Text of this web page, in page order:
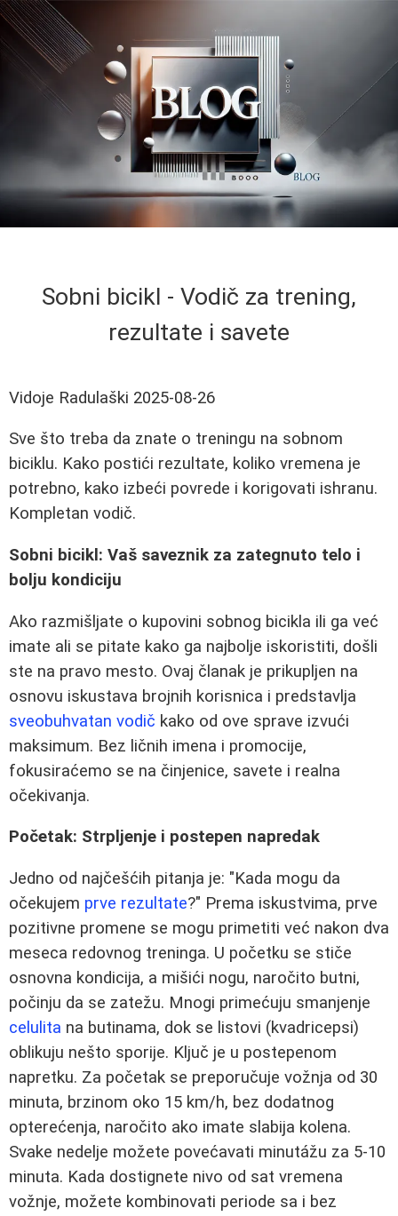
Sobni bicikl - Vodič za trening,
rezultate i savete
Vidoje Radulaški 2025-08-26
Sve što treba da znate o treningu na sobnom
biciklu. Kako postići rezultate, koliko vremena je
potrebno, kako izbeći povrede i korigovati ishranu.
Kompletan vodič.
Sobni bicikl: Vaš saveznik za zategnuto telo i
bolju kondiciju
Ako razmišljate o kupovini sobnog bicikla ili ga već
imate ali se pitate kako ga najbolje iskoristiti, došli
ste na pravo mesto. Ovaj članak je prikupljen na
osnovu iskustava brojnih korisnica i predstavlja
sveobuhvatan vodič kako od ove sprave izvući
maksimum. Bez ličnih imena i promocije,
fokusiraćemo se na činjenice, savete i realna
očekivanja.
Početak: Strpljenje i postepen napredak
Jedno od najčešćih pitanja je: "Kada mogu da
očekujem prve rezultate?" Prema iskustvima, prve
pozitivne promene se mogu primetiti već nakon dva
meseca redovnog treninga. U početku se stiče
osnovna kondicija, a mišići nogu, naročito butni,
počinju da se zatežu. Mnogi primećuju smanjenje
celulita na butinama, dok se listovi (kvadricepsi)
oblikuju nešto sporije. Ključ je u postepenom
napretku. Za početak se preporučuje vožnja od 30
minuta, brzinom oko 15 km/h, bez dodatnog
opterećenja, naročito ako imate slabija kolena.
Svake nedelje možete povećavati minutážu za 5-10
minuta. Kada dostignete nivo od sat vremena
vožnje, možete kombinovati periode sa i bez